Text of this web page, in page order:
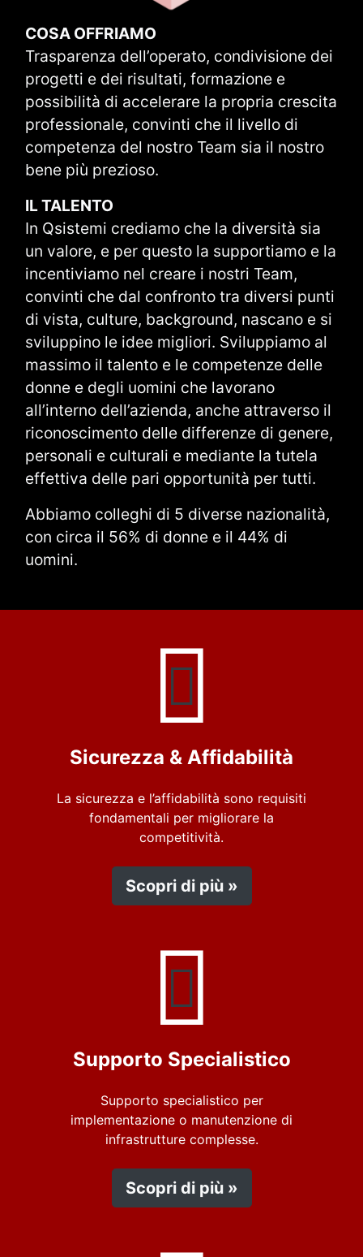
COSA OFFRIAMO
Trasparenza dell’operato, condivisione dei
progetti e dei risultati, formazione e
possibilità di accelerare la propria crescita
professionale, convinti che il livello di
competenza del nostro Team sia il nostro
bene più prezioso.
IL TALENTO
In Qsistemi crediamo che la diversità sia
un valore, e per questo la supportiamo e la
incentiviamo nel creare i nostri Team,
convinti che dal confronto tra diversi punti
di vista, culture, background, nascano e si
sviluppino le idee migliori. Sviluppiamo al
massimo il talento e le competenze delle
donne e degli uomini che lavorano
all’interno dell’azienda, anche attraverso il
riconoscimento delle differenze di genere,
personali e culturali e mediante la tutela
effettiva delle pari opportunità per tutti.
Abbiamo colleghi di 5 diverse nazionalità,
con circa il 56% di donne e il 44% di
uomini.
Sicurezza & Affidabilità
La sicurezza e l’affidabilità sono requisiti
fondamentali per migliorare la
competitività.
Scopri di più »
Supporto Specialistico
Supporto specialistico per
implementazione o manutenzione di
infrastrutture complesse.
Scopri di più »